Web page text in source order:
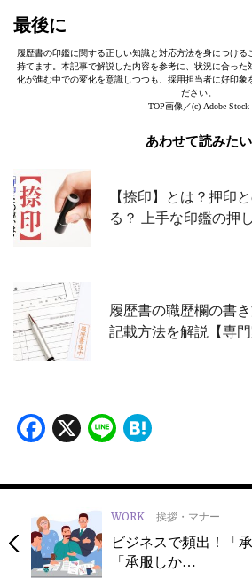
最後に
履歴書の印鑑に関する正しい知識と対応方法を身につける
持てます。本記事で解説した内容を参考に、状況に合った
化が進む中での変化を意識しつつも、採用担当者に好印象
ださい。
TOP画像／(c) Adobe Stock
あわせて読みたい
【捺印】とは？押印
る？ 上手な印鑑の押
履歴書の職歴欄の書
記載方法を解説【専門
Facebook
X Line
WORK 挨拶・マナー
ビジネスで頻出！「
「承服しか…